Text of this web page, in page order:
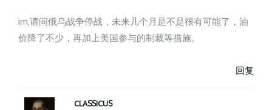
im,请问俄乌战争停战，未来几个月是不是很有可能了，油
价降了不少，再加上美国参与的制裁等措施。
回复
CLASSICUS